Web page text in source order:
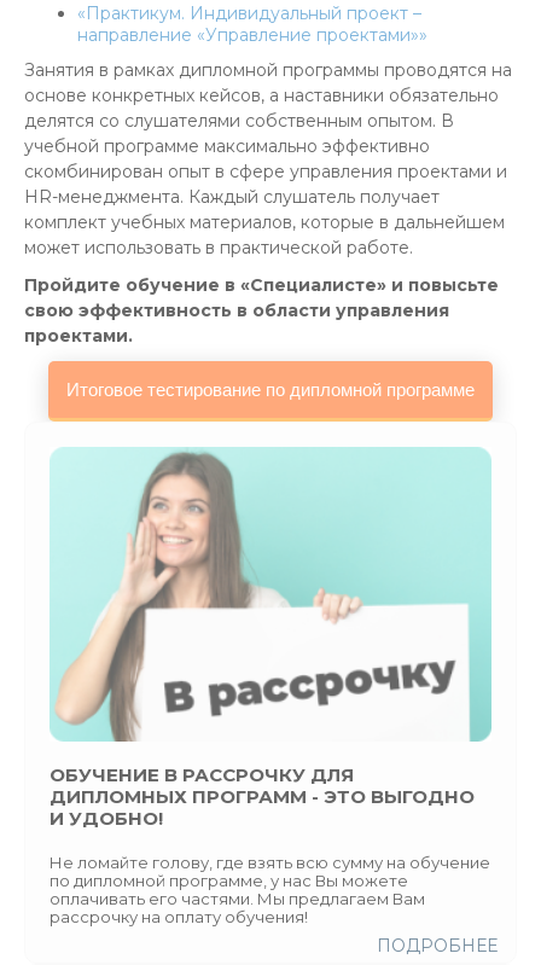
«Практикум. Индивидуальный проект –
направление «Управление проектами»»
Занятия в рамках дипломной программы проводятся на
основе конкретных кейсов, а наставники обязательно
делятся со слушателями собственным опытом. В
учебной программе максимально эффективно
скомбинирован опыт в сфере управления проектами и
HR-менеджмента. Каждый слушатель получает
комплект учебных материалов, которые в дальнейшем
может использовать в практической работе.
Пройдите обучение в «Специалисте» и повысьте
свою эффективность в области управления
проектами.
ОБУЧЕНИЕ В РАССРОЧКУ ДЛЯ
ДИПЛОМНЫХ ПРОГРАММ - ЭТО ВЫГОДНО
И УДОБНО!
Не ломайте голову, где взять всю сумму на обучение
по дипломной программе, у нас Вы можете
оплачивать его частями. Мы предлагаем Вам
рассрочку на оплату обучения!
ПОДРОБНЕЕ